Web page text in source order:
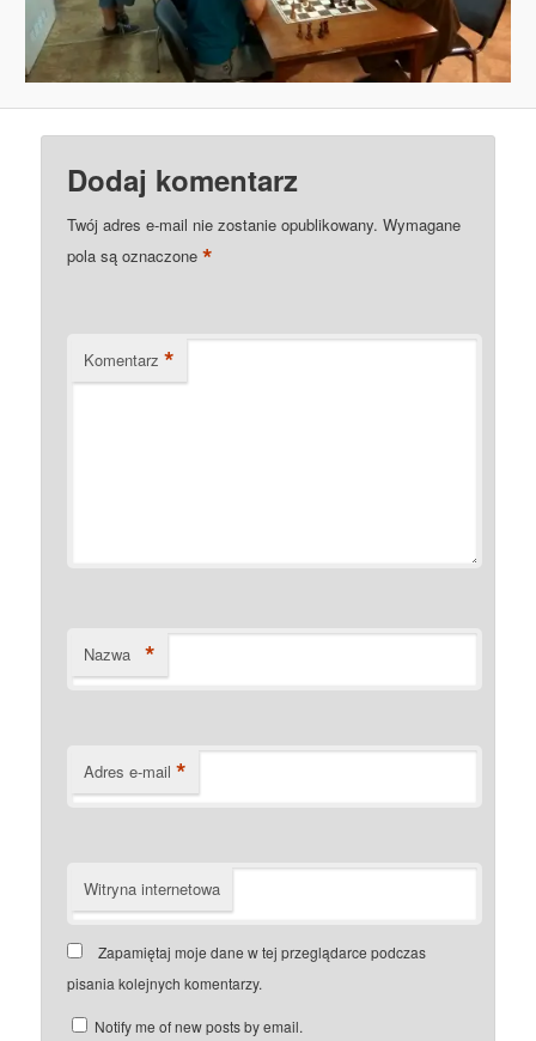
Dodaj komentarz
Twój adres e-mail nie zostanie opublikowany. Wymagane
pola są oznaczone*
Komentarz *
Nazwa *
Adres e-mail *
Witryna internetowa
Zapamiętaj moje dane w tej przeglądarce podczas
pisania kolejnych komentarzy.
Notify me of new posts by email.